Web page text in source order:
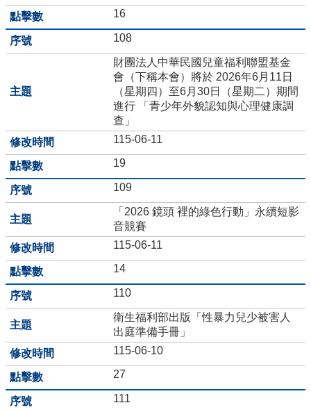
程
平
台
升
訊
特
教
資
源
分
享
區
學
務
處
公
資
訊
數
位
16
108
財團法人中華民國兒童福利聯盟基金
會（下稱本會）將於 2026年6月11日
（星期四）至6月30日（星期二）期間
進行 「青少年外貌認知與心理健康調
查」
115-06-11
19
109
「2026 鏡頭 裡的綠色行動」永續短影
音競賽
115-06-11
14
110
衛生福利部出版「性暴力兒少被害人
出庭準備手冊」
115-06-10
27
111